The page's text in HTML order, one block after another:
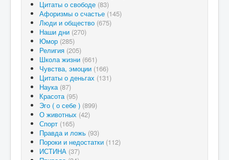
Цитаты о свободе (83)
Афоризмы о счастье (145)
Люди и общество (675)
Наши дни (270)
Юмор (285)
Религия (205)
Школа жизни (661)
Чувства, эмоции (166)
Цитаты о деньгах (131)
Наука (87)
Красота (95)
Эго ( о себе ) (899)
О животных (42)
Спорт (165)
Правда и ложь (93)
Пороки и недостатки (112)
ИСТИНА (37)